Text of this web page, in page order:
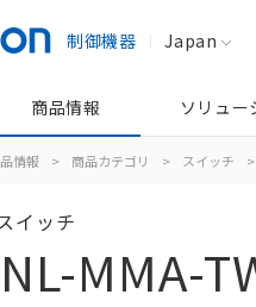
制御機器 Japan
商品情報 ソリュー
情報 > 商品カテゴリ > スイッチ >
イッチ
MMA-